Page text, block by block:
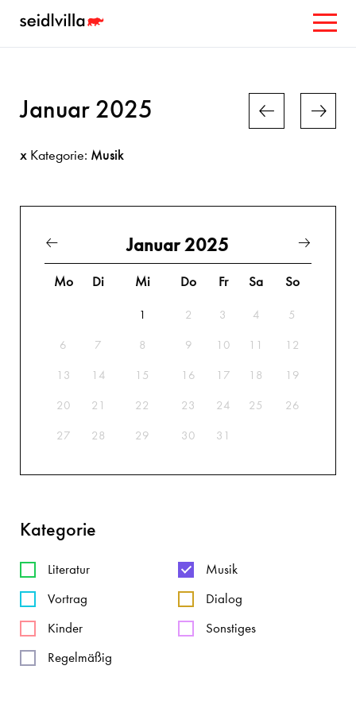
Januar 2025
x Kategorie: Musik
Januar 2025
Mo Di Mi Do Fr Sa So
1 2 3 4 5
6 7 8 9 10 11 12
13 14 15 16 17 18 19
20 21 22 23 24 25 26
27 28 29 30 31
Kategorie
Literatur
Musik
Vortrag
Dialog
Kinder
Sonstiges
Regelmäßig